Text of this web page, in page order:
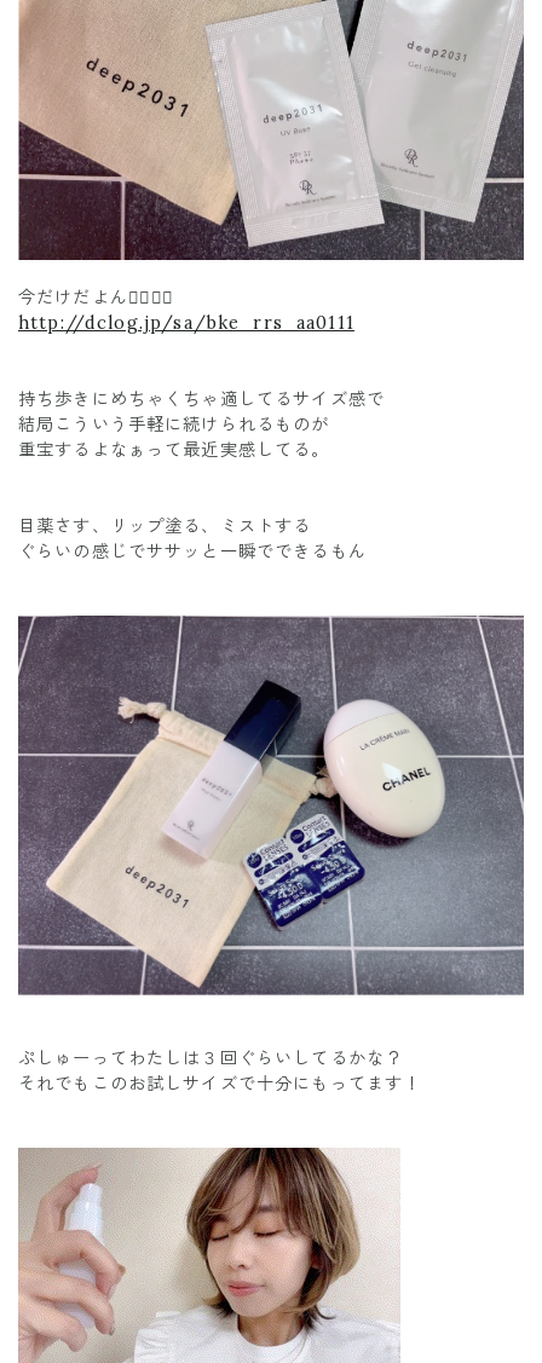
今だけだよん❤️‍🔥❤️‍🔥
http://dclog.jp/sa/bke_rrs_aa0111
持ち歩きにめちゃくちゃ適してるサイズ感で
結局こういう手軽に続けられるものが
重宝するよなぁって最近実感してる。
目薬さす、リップ塗る、ミストする
ぐらいの感じでササッと一瞬でできるもん
ぷしゅーってわたしは３回ぐらいしてるかな？
それでもこのお試しサイズで十分にもってます！